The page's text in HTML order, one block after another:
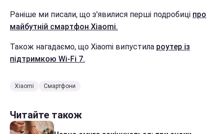
Раніше ми писали, що з'явилися перші подробиці про
майбутній смартфон Xiaomi.
Також нагадаємо, що Xiaomi випустила роутер із
підтримкою Wi-Fi 7.
Xiaomi Смартфони
Читайте також